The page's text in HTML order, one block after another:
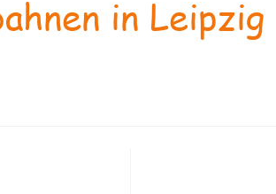
in Leipzig